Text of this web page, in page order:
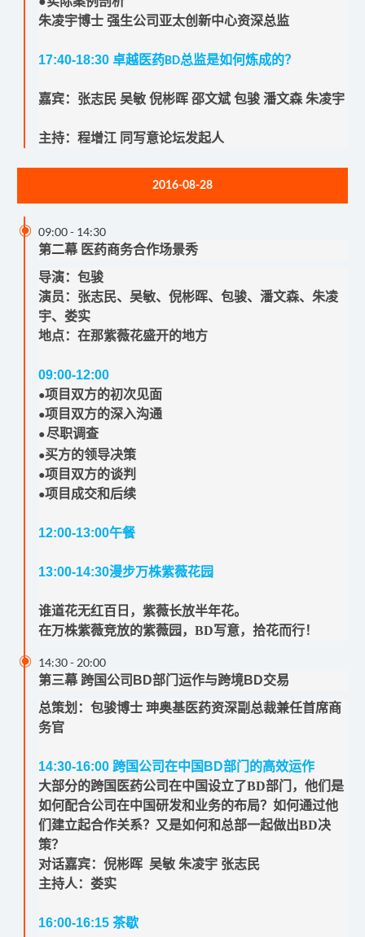
朱凌宇博士 强生公司亚太创新中心资深总监
17:40-18:30 卓越医药BD总监是如何炼成的？
嘉宾： 张志民 吴敏 倪彬晖 邵文斌 包骏 潘文森 朱凌宇
主持：程增江 同写意论坛发起人
2016-08-28
09:00- 14:30

第二幕 医药商务合作场景秀
导演：包骏
演员：张志民、吴敏、倪彬晖、包骏、潘文森、朱凌
宇、娄实
地点：在那紫薇花盛开的地方
09:00-12:00
●项目双方的初次见面
●项目双方的深入沟通
●尽职调查
●买方的领导决策
●项目双方的谈判
●项目成交和后续
12:00-13:00午餐
13:00-14:30漫步万株紫薇花园
谁道花无红百日，紫薇长放半年花。
在万株紫薇竞放的紫薇园，BD写意，拾花而行！
14:30- 20:00

第三幕 跨国公司BD部门运作与跨境BD交易
总策划： 包骏博士 珅奥基医药资深副总裁兼任首席商
务官
14:30-16:00 跨国公司在中国 BD部门的高效运作
大部分的跨国医药公司在中国设立了BD部门，他们是
如何配合公司在中国研发和业务的布局？如何通过他
们建立起合作关系？又是如何和总部一起做出BD决
策？
对话嘉宾：倪彬晖 吴敏 朱凌宇 张志民
主持人：娄实
16:00-16:15 茶歇